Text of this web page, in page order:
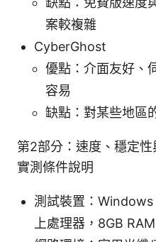
案較複雜
CyberGhost
優點：介面友好、
容易
缺點：對某些地區
第2部分：速度、穩定
實測條件說明
測試裝置：
上處理器，8GB RAM